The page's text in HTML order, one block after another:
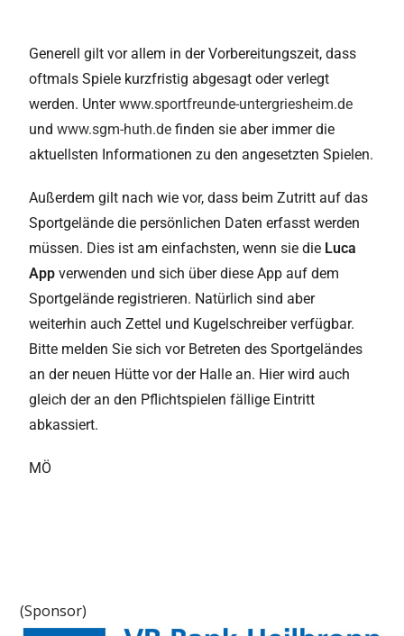
Generell gilt vor allem in der Vorbereitungszeit, dass
oftmals Spiele kurzfristig abgesagt oder verlegt
werden. Unterwww.sportfreunde-untergriesheim.de
undwww.sgm-huth.de finden sie aber immer die
aktuellsten Informationen zu den angesetzten Spielen.
Außerdem gilt nach wie vor, dass beim Zutritt auf das
Sportgelände die persönlichen Daten erfasst werden
müssen. Dies ist am einfachsten, wenn sie die Luca
App verwenden und sich über diese App auf dem
Sportgelände registrieren. Natürlich sind aber
weiterhin auch Zettel und Kugelschreiber verfügbar.
Bitte melden Sie sich vor Betreten des Sportgeländes
an der neuen Hütte vor der Halle an. Hier wird auch
gleich der an den Pflichtspielen fällige Eintritt
abkassiert.
MÖ
(Sponsor)